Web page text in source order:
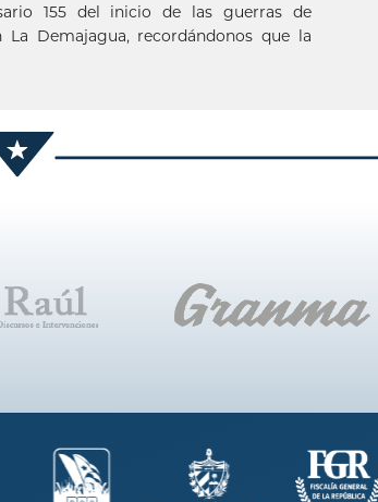
155 del inicio de las guerras de
Demajagua, recordándonos que la